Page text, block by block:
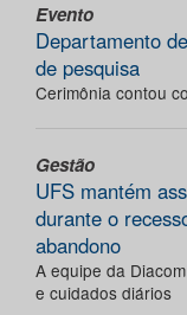
Evento
Departamento
de pesquisa
Cerimônia contou
Gestão
UFS mantém
durante o
abandono
A equipe da
e cuidados diários